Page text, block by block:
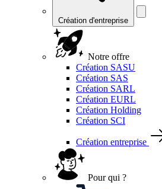
Création d'entreprise
Notre offre
Création SASU
Création SAS
Création SARL
Création EURL
Création Holding
Création SCI
Création entreprise
Pour qui ?